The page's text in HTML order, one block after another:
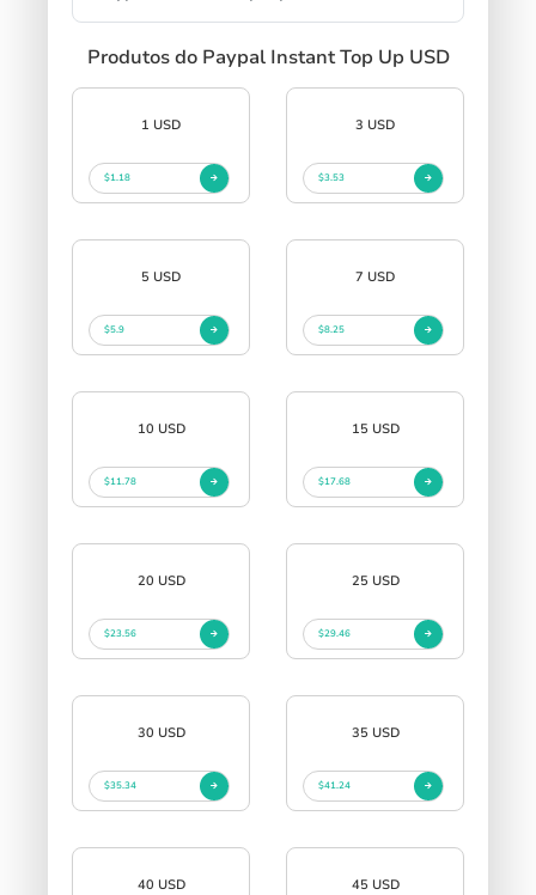
Produtos do Paypal Instant Top Up USD
1 USD
$1.18
3 USD
$3.53
5 USD
$5.9
7 USD
$8.25
10 USD
$11.78
15 USD
$17.68
20 USD
$23.56
25 USD
$29.46
30 USD
$35.34
35 USD
$41.24
40 USD 45 USD